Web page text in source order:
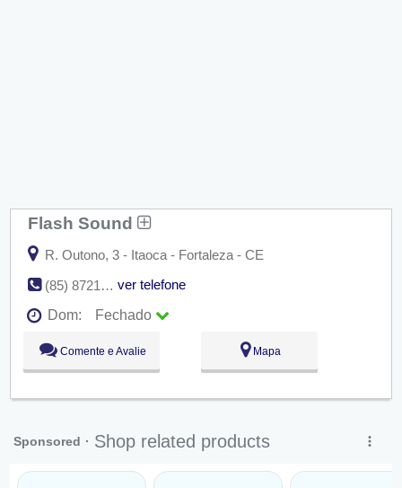
Flash Sound
R. Outono, 3 - Itaoca - Fortaleza - CE
(85) 8721-5166
ver telefone
Dom:
Fechado
Seg:
Ter:
09:00 - 18:00
Qua:
09:00 - 18:00
Sex:
09:00 - 18:00
Dom:
Fechado
Comente e Avalie Mapa